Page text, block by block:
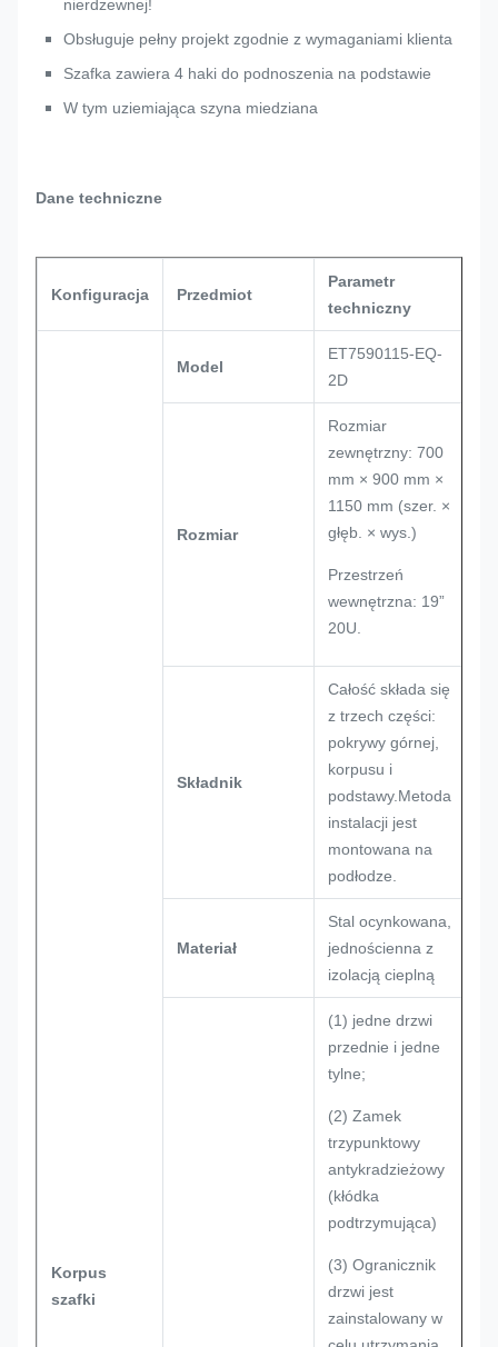
nierdzewnej!
Obsługuje pełny projekt zgodnie z wymaganiami klienta
Szafka zawiera 4 haki do podnoszenia na podstawie
W tym uziemiająca szyna miedziana
Dane techniczne
Konfiguracja Przedmiot
Parametr
techniczny
Korpus
szafki
Model
ET7590115-EQ-
2D
Rozmiar
Rozmiar
zewnętrzny: 700
mm × 900 mm ×
1150 mm (szer. ×
głęb. × wys.)
Przestrzeń
wewnętrzna: 19”
20U.
Składnik
Całość składa się
z trzech części:
pokrywy górnej,
korpusu i
podstawy.Metoda
instalacji jest
montowana na
podłodze.
Materiał
Stal ocynkowana,
jednościenna z
izolacją cieplną
(1) jedne drzwi
przednie i jedne
tylne;
(2) Zamek
trzypunktowy
antykradzieżowy
(kłódka
podtrzymująca)
(3) Ogranicznik
drzwi jest
zainstalowany w